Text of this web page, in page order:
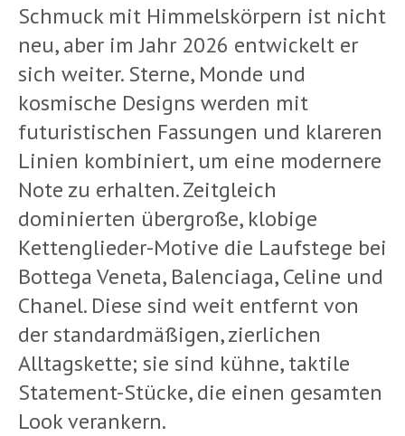
Schmuck mit Himmelskörpern ist nicht
neu, aber im Jahr 2026 entwickelt er
sich weiter. Sterne, Monde und
kosmische Designs werden mit
futuristischen Fassungen und klareren
Linien kombiniert, um eine modernere
Note zu erhalten. Zeitgleich
dominierten übergroße, klobige
Kettenglieder-Motive die Laufstege bei
Bottega Veneta, Balenciaga, Celine und
Chanel. Diese sind weit entfernt von
der standardmäßigen, zierlichen
Alltagskette; sie sind kühne, taktile
Statement-Stücke, die einen gesamten
Look verankern.